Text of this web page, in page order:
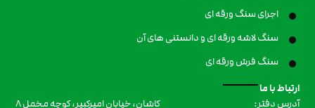
اجرای سنگ ورقه ای
سنگ لاشه ورقه ای و دانستنی های آن
سنگ فرش ورقه ای
ارتباط با ما
آدرس دفتر:
کاشان، خیابان امیرکبیر، کوچه مخمل ۸